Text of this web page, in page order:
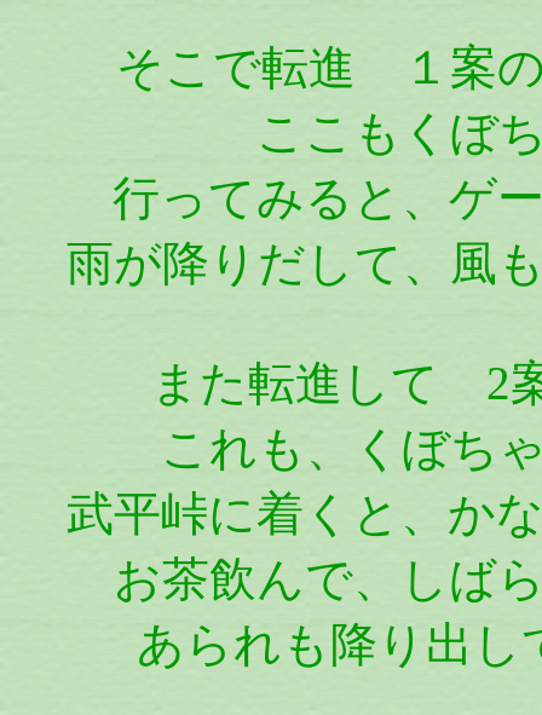
そこで転進 １案
ここもくぼ
行ってみると、ゲ
雨が降りだして、風
また転進して 2
これも、くぼち
武平峠に着くと、か
お茶飲んで、しば
あられも降り出し